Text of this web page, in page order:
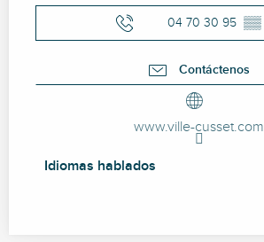
04 70 30 95 ▒▒
Contáctenos
www.ville-cusset.com
Idiomas hablados
Idiomas hablados